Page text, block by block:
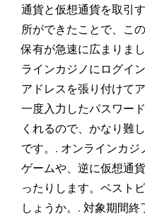
通貨と仮想通貨を取引
所ができたことで、こ
保有が急速に広まりま
ラインカジノにログイ
アドレスを張り付けて
一度入力したパスワー
くれるので、かなり難
です。. オンラインカ
ゲームや、逆に仮想通
ったりします。ベスト
しょうか。. 対象期間